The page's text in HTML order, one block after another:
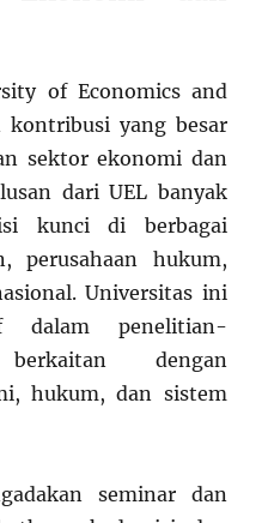
of Economics and
kontribusi yang besar
sektor ekonomi dan
dari UEL banyak
kunci di berbagai
perusahaan hukum,
Universitas ini
dalam penelitian-
dengan
hukum, dan sistem
seminar dan